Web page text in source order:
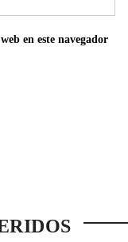
en este navegador